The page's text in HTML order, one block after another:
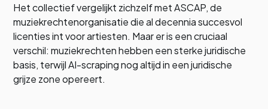
Het collectief vergelijkt zichzelf met ASCAP, de
muziekrechtenorganisatie die al decennia succesvol
licenties int voor artiesten. Maar er is een cruciaal
verschil: muziekrechten hebben een sterke juridische
basis, terwijl AI-scraping nog altijd in een juridische
grijze zone opereert.